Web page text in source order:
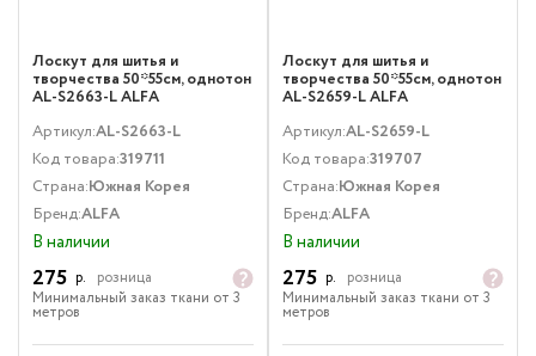
Лоскут для шитья и
творчества 50*55см, однотон
AL-S2663-L ALFA
Артикул:AL-S2663-L
Код товара:319711
Страна:Южная Корея
Бренд:ALFA
В наличии
275 р.
розница
Минимальный заказ ткани от 3
метров
Лоскут для шитья и
творчества 50*55см, однотон
AL-S2659-L ALFA
Артикул:AL-S2659-L
Код товара:319707
Страна:Южная Корея
Бренд:ALFA
В наличии
275 р.
розница
Минимальный заказ ткани от 3
метров